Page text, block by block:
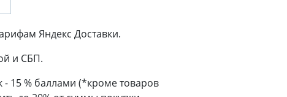
Яндекс Доставки.
и СБП.
15 % баллами (*кроме товаров